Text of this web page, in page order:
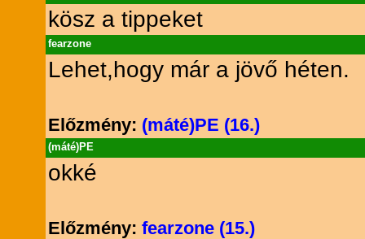
kösz a tippeket
fearzone
Lehet,hogy már a jövő héten.
Előzmény: (máté)PE (16.)
(máté)PE
okké
Előzmény: fearzone (15.)